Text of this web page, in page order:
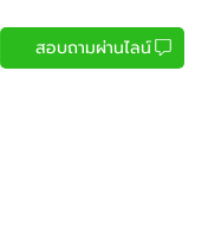
สอบถามผ่านไลน์